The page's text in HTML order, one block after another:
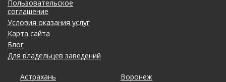
Пользовательское
соглашение
Условия оказания услуг
Карта сайта
Блог
Для владельцев заведений
Астрахань
Воронеж
Калининград
Липецк
Новосибирск
Ростов-на-Дону
Ставрополь
Ульяновск
Ярославль